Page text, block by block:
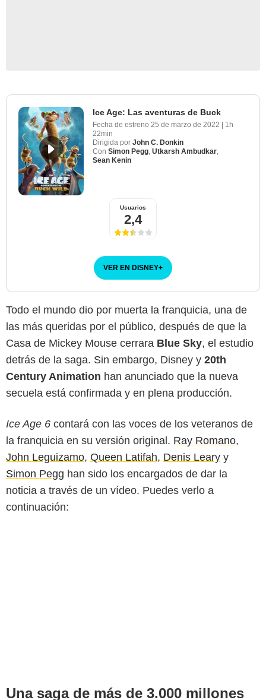
Ice Age: Las aventuras de Buck
Fecha de estreno 25 de marzo de 2022 | 1h
22min
Dirigida por John C. Donkin
Con Simon Pegg Utkarsh Ambudkar
Sean Kenin
Usuarios
2,4
VER EN DISNEY+
Todo el mundo dio por muerta la franquicia, una de
las más queridas por el público, después de que la
Casa de Mickey Mouse cerrara Blue Sky, el estudio
detrás de la saga. Sin embargo, Disney y 20th
Century Animation han anunciado que la nueva
secuela está confirmada y en plena producción.
Ice Age 6 contará con las voces de los veteranos de
la franquicia en su versión original. Ray Romano,
John Leguizamo, Queen Latifah, Denis Leary y
Simon Pegg han sido los encargados de dar la
noticia a través de un vídeo. Puedes verlo a
continuación:
Una saga de más de 3.000 millones